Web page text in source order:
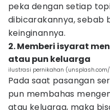
peka dengan setiap
dibicarakannya, sebab
keinginannya.
2. Memberi isyarat
atau pun keluarga
ilustrasi pernikahan
Pada saat pasangan
pun membahas
atau keluarga, maka